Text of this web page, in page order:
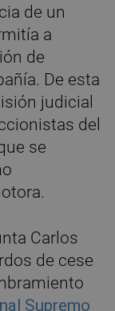
de un
a
de
De esta
judicial
del
se
Carlos
de cese
Supremo